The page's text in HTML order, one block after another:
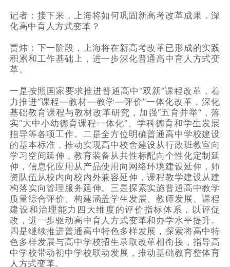
记者：接下来，上海将如何巩固新高考改革成果，深
化高中育人方式变革？
贾炜：下一阶段，上海将在新高考改革已形成的实践
积累和工作基础上，进一步深化普通高中育人方式变
革。
一是按照国家要求推进普通高中“双新”课程改革，着
力推进“课程—教材—教学—评价”一体化改革，深化
基础教育课程与教材改革研究，加强“五育并举”，落
实“大中小幼德育课程一体化”、学科德育和学生发展
指导等各项工作。二是全方位明确普通高中学校建设
的基本标准，推动实现高中校舍建设从行政班教室向
学习空间延伸，教育装备从共性标配向个性化定制延
伸，信息化应用从产品使用向网络环境建设延伸，师
资队伍从校内向校内外兼容延伸，课程教学建设从建
构落实向管理服务延伸。三是探索实施普通高中教学
质量综合评价、构建涵盖学生发展、教师发展、课程
建设和治理能力四大维度的评价指标体系，以评促
改，进一步驱动高中育人方式变革和办学水平提升。
四是继续推进普通高中特色多样发展，探索将高中特
色多样发展与高中学校招生录取改革相衔接，指导高
中学校带动初中学校联动发展，推动基础教育整体育
人方式变革。